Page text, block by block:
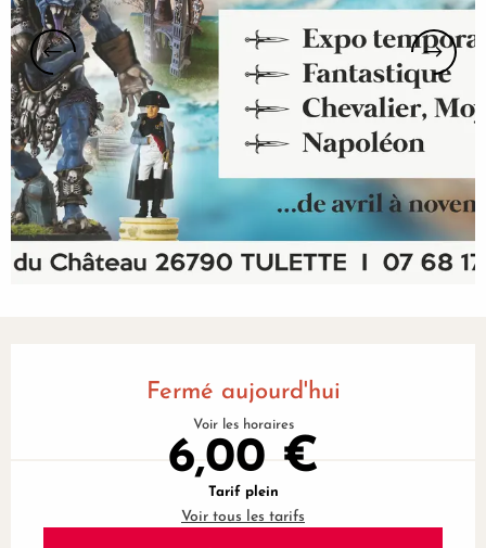
Fermé aujourd'hui
Voir les horaires
6,00 €
Tarif plein
Voir tous les tarifs